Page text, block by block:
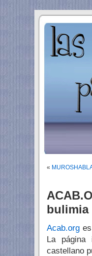
«
bulimia
Acab.org
La página
castellano